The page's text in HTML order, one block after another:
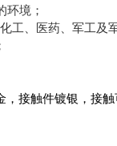
环境；
工、医药、军工及
，接触件镀银，接